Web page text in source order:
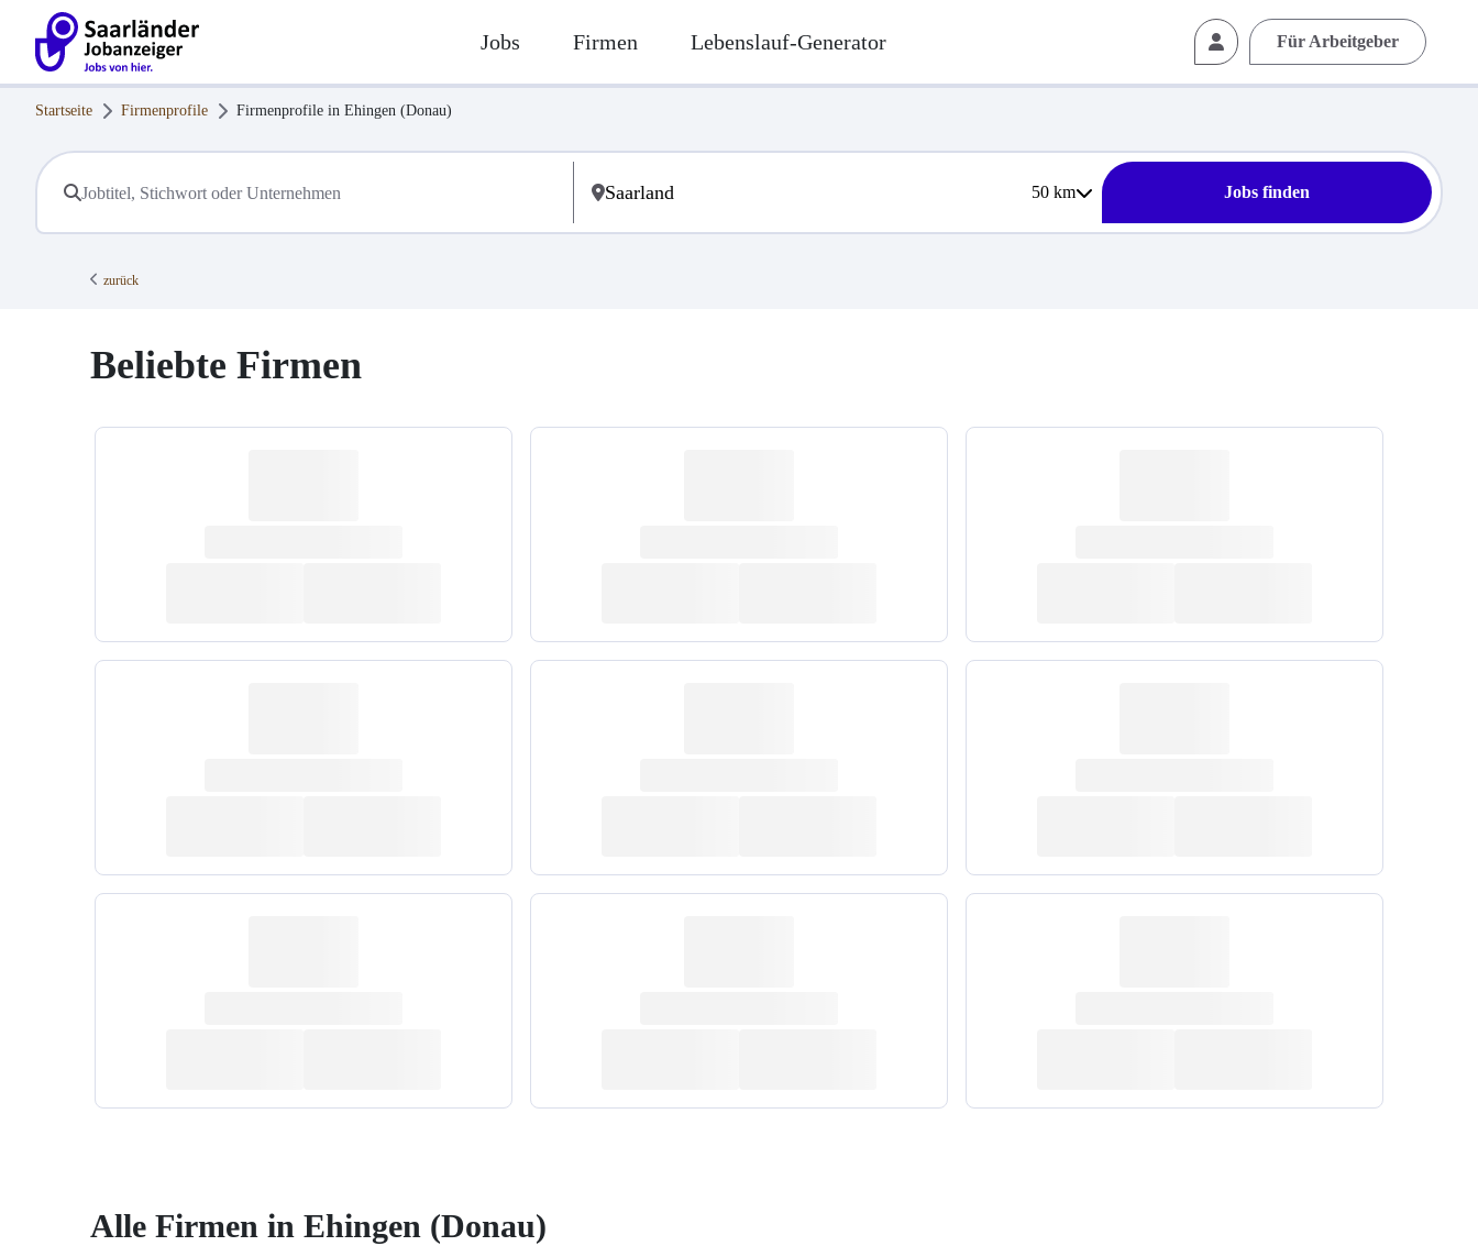
Jobs Firmen Lebenslauf-Generator Für Arbeitgeber
Startseite Firmenprofile Firmenprofile in Ehingen (Donau)
50km Jobs finden
zurück
Beliebte Firmen
Alle Firmen in Ehingen (Donau)